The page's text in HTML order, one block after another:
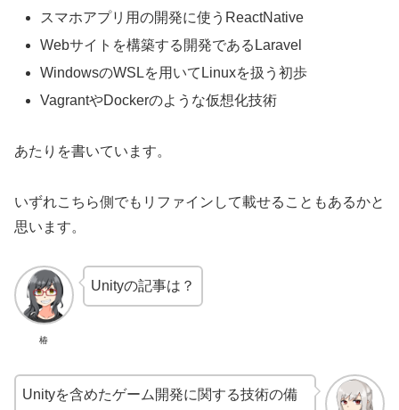
スマホアプリ用の開発に使うReactNative
Webサイトを構築する開発であるLaravel
WindowsのWSLを用いてLinuxを扱う初歩
VagrantやDockerのような仮想化技術
あたりを書いています。
いずれこちら側でもリファインして載せることもあるかと
思います。
椿
Unityの記事は？
Unityを含めたゲーム開発に関する技術の備